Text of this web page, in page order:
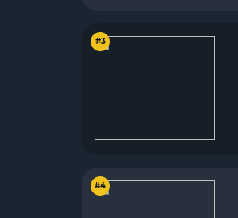
#3
#4